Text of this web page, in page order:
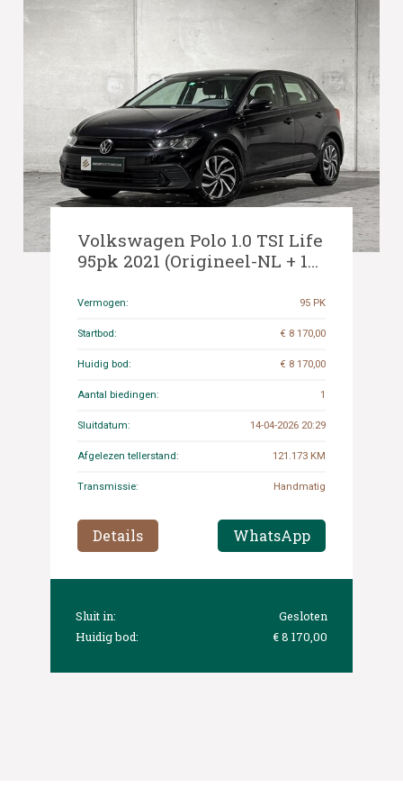
Volkswagen Polo 1.0 TSI Life
95pk 2021 (Origineel-NL + 1e
Vermogen: 95 PK
Startbod: € 8 170,00
Huidig bod: € 8 170,00
Aantal biedingen: 1
Sluitdatum: 14-04-2026 20:29
Afgelezen tellerstand: 121.173 KM
Transmissie: Handmatig
Details WhatsApp
Sluit in:
Gesloten
Huidig bod:
€ 8 170,00